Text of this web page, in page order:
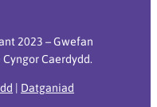
2023 – Gwefan
Caerdydd.
| Datganiad